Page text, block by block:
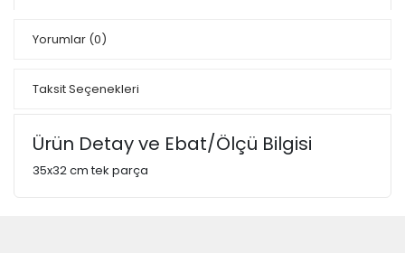
Yorumlar (0)
Taksit Seçenekleri
Ürün Detay ve Ebat/Ölçü Bilgisi
35x32 cm tek parça